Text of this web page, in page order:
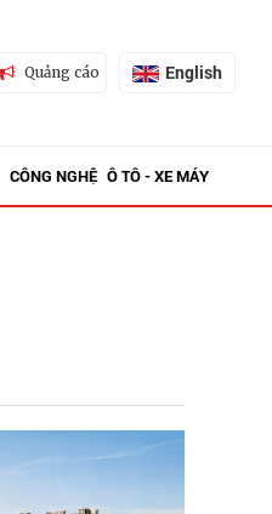
Quảng cáo English
CÔNG NGHỆ Ô TÔ - XE MÁY